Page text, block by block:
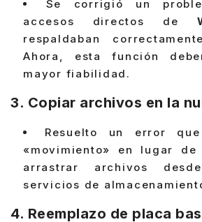
Se corrigió un
accesos directos de
respaldaban
Ahora, esta función
mayor fiabilidad.
3. Copiar archivos en la
Resuelto un error
«movimiento» en lugar
arrastrar archivos
servicios de
4. Reemplazo de placa